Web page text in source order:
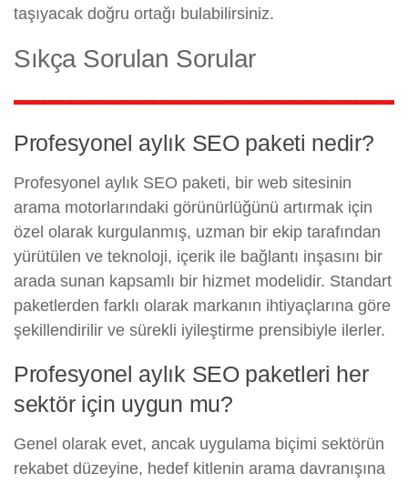
taşıyacak doğru ortağı bulabilirsiniz.
Sıkça Sorulan Sorular
Profesyonel aylık SEO paketi nedir?
Profesyonel aylık SEO paketi, bir web sitesinin
arama motorlarındaki görünürlüğünü artırmak için
özel olarak kurgulanmış, uzman bir ekip tarafından
yürütülen ve teknoloji, içerik ile bağlantı inşasını bir
arada sunan kapsamlı bir hizmet modelidir. Standart
paketlerden farklı olarak markanın ihtiyaçlarına göre
şekillendirilir ve sürekli iyileştirme prensibiyle ilerler.
Profesyonel aylık SEO paketleri her
sektör için uygun mu?
Genel olarak evet, ancak uygulama biçimi sektörün
rekabet düzeyine, hedef kitlenin arama davranışına